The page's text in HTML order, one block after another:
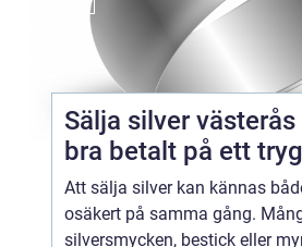
Sälja silver västerås så får du
bra betalt på ett
Att sälja silver kan kännas
osäkert på samma gång.
silversmycken, bestick eller